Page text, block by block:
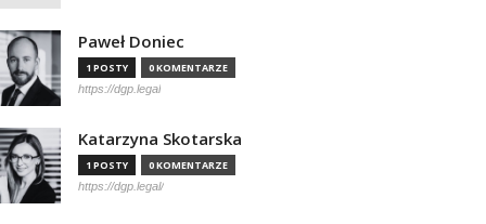
Paweł Doniec
1 POSTY 0 KOMENTARZE
https://dgp.legal
Katarzyna Skotarska
1 POSTY 0 KOMENTARZE
https://dgp.legal/